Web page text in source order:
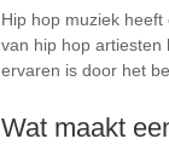
Hip hop muziek
van hip hop artiesten
ervaren is door het
Wat maakt